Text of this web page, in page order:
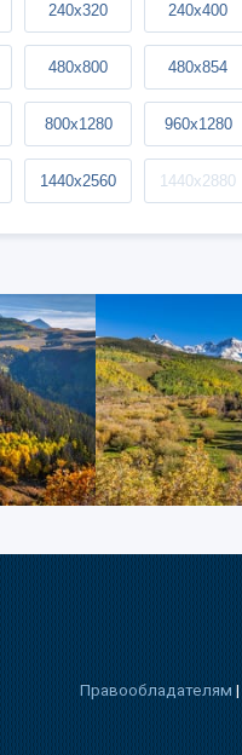
240x320 240x400
480x800 480x854
800x1280 960x1280
1440x2560 1440x2880
Правообладателям|